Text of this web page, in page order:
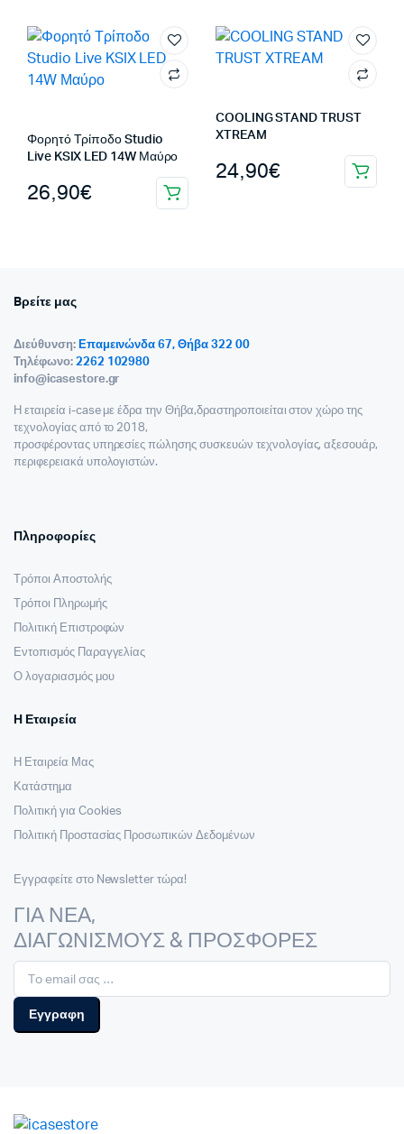
21,90€.
είναι:
Φορητό Τρίποδο Studio
Live KSIX LED 14W Μαύρο
26,90€
COOLING STAND TRUST
XTREAM
24,90€
Bρείτε μας
Διεύθυνση: Επαμεινώνδα 67, Θήβα 322 00
Τηλέφωνο: 2262 102980
info@icasestore.gr
Η εταιρεία i-case με έδρα την Θήβα,δραστηροποιείται στον χώρο της
τεχνολογίας από το 2018,
προσφέροντας υπηρεσίες πώλησης συσκευών τεχνολογίας, αξεσουάρ,
περιφερειακά υπολογιστών.
Πληροφορίες
Τρόποι Αποστολής
Τρόποι Πληρωμής
Πολιτική Επιστροφών
Εντοπισμός Παραγγελίας
Ο λογαριασμός μου
Η Εταιρεία
Η Εταιρεία Μας
Κατάστημα
Πολιτική για Cookies
Πολιτική Προστασίας Προσωπικών Δεδομένων
Εγγραφείτε στο Newsletter τώρα!
ΓΙΑ ΝΕΑ,
ΔΙΑΓΩΝΙΣΜΟΥΣ & ΠΡΟΣΦΟΡΕΣ